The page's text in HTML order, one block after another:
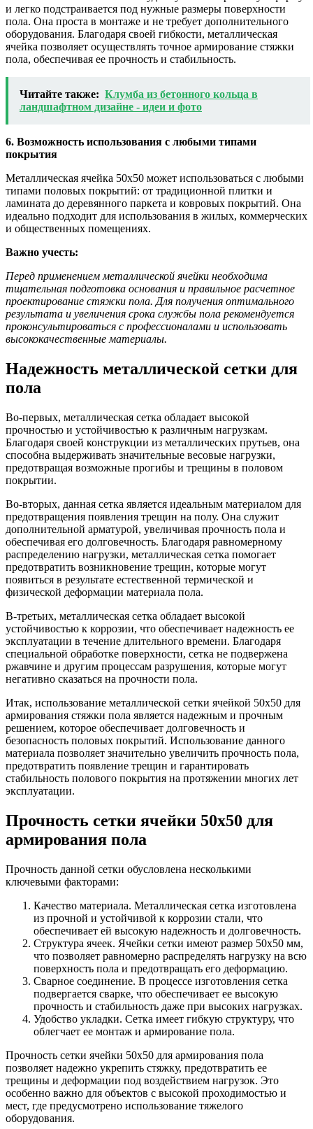
и легко подстраивается под нужные размеры поверхности
пола. Она проста в монтаже и не требует дополнительного
оборудования. Благодаря своей гибкости, металлическая
ячейка позволяет осуществлять точное армирование стяжки
пола, обеспечивая ее прочность и стабильность.
Читайте также: Клумба из бетонного кольца в
ландшафтном дизайне - идеи и фото
6. Возможность использования с любыми типами
покрытия
Металлическая ячейка 50х50 может использоваться с любыми
типами половых покрытий: от традиционной плитки и
ламината до деревянного паркета и ковровых покрытий. Она
идеально подходит для использования в жилых, коммерческих
и общественных помещениях.
Важно учесть:
Перед применением металлической ячейки необходима
тщательная подготовка основания и правильное расчетное
проектирование стяжки пола. Для получения оптимального
результата и увеличения срока службы пола рекомендуется
проконсультироваться с профессионалами и использовать
высококачественные материалы.
Надежность металлической сетки для
пола
Во-первых, металлическая сетка обладает высокой
прочностью и устойчивостью к различным нагрузкам.
Благодаря своей конструкции из металлических прутьев, она
способна выдерживать значительные весовые нагрузки,
предотвращая возможные прогибы и трещины в половом
покрытии.
Во-вторых, данная сетка является идеальным материалом для
предотвращения появления трещин на полу. Она служит
дополнительной арматурой, увеличивая прочность пола и
обеспечивая его долговечность. Благодаря равномерному
распределению нагрузки, металлическая сетка помогает
предотвратить возникновение трещин, которые могут
появиться в результате естественной термической и
физической деформации материала пола.
В-третьих, металлическая сетка обладает высокой
устойчивостью к коррозии, что обеспечивает надежность ее
эксплуатации в течение длительного времени. Благодаря
специальной обработке поверхности, сетка не подвержена
ржавчине и другим процессам разрушения, которые могут
негативно сказаться на прочности пола.
Итак, использование металлической сетки ячейкой 50х50 для
армирования стяжки пола является надежным и прочным
решением, которое обеспечивает долговечность и
безопасность половых покрытий. Использование данного
материала позволяет значительно увеличить прочность пола,
предотвратить появление трещин и гарантировать
стабильность полового покрытия на протяжении многих лет
эксплуатации.
Прочность сетки ячейки 50х50 для
армирования пола
Прочность данной сетки обусловлена несколькими
ключевыми факторами:
Качество материала. Металлическая сетка изготовлена
из прочной и устойчивой к коррозии стали, что
обеспечивает ей высокую надежность и долговечность.
Структура ячеек. Ячейки сетки имеют размер 50х50 мм,
что позволяет равномерно распределять нагрузку на всю
поверхность пола и предотвращать его деформацию.
Сварное соединение. В процессе изготовления сетка
подвергается сварке, что обеспечивает ее высокую
прочность и стабильность даже при высоких нагрузках.
Удобство укладки. Сетка имеет гибкую структуру, что
облегчает ее монтаж и армирование пола.
Прочность сетки ячейки 50х50 для армирования пола
позволяет надежно укрепить стяжку, предотвратить ее
трещины и деформации под воздействием нагрузок. Это
особенно важно для объектов с высокой проходимостью и
мест, где предусмотрено использование тяжелого
оборудования.